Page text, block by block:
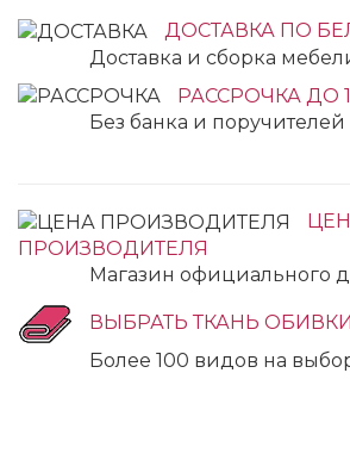
ДОСТАВКА ПО
Доставка и сборка
РАССРОЧКА ДО
Без банка и поручителей
ПРОИЗВОДИТЕЛЯ
Магазин официального
ВЫБРАТЬ ТКАНЬ ОБИВКИ
Более 100 видов на